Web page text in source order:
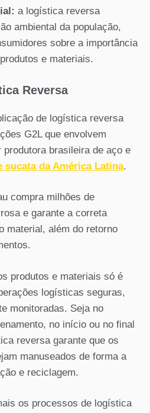
a logística reversa
ambiental da população,
sobre a importância
e materiais.
Reversa
de logística reversa
G2L que envolvem
brasileira de aço e
sucata da América Latina.
compra milhões de
e garante a correta
material, além do retorno
produtos e materiais só é
logísticas seguras,
monitoradas. Seja no
no início ou no final
reversa garante que os
manuseados de forma a
e reciclagem.
os processos de logística